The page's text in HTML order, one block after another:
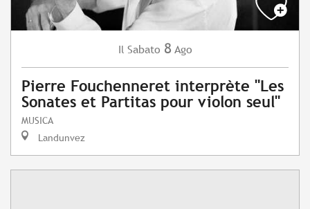
Il Sabato 8 Ago
Pierre Fouchenneret interprète "Les
Sonates et Partitas pour violon seul"
MUSICA
Landunvez